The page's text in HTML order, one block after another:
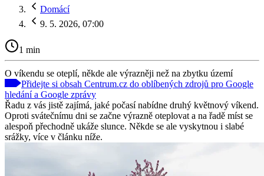
Domácí
9. 5. 2026, 07:00
1 min
O víkendu se oteplí, někde ale výrazněji než na zbytku území
Přidejte si obsah Centrum.cz do oblíbených zdrojů pro Google
hledání a Google zprávy
Řadu z vás jistě zajímá, jaké počasí nabídne druhý květnový víkend.
Oproti svátečnímu dni se začne výrazně oteplovat a na řadě míst se
alespoň přechodně ukáže slunce. Někde se ale vyskytnou i slabé
srážky, více v článku níže.